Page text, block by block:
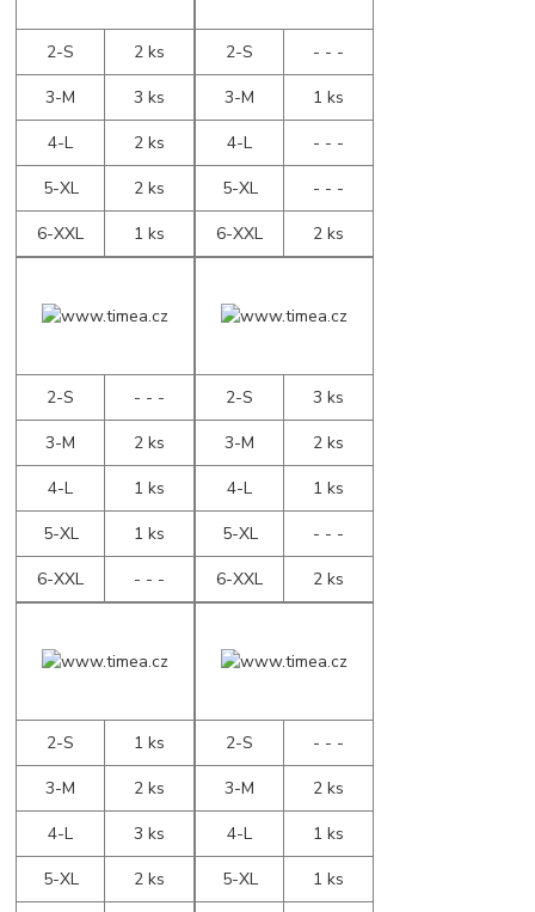
2-S
2 ks
3-M
3 ks
4-L
2 ks
5-XL
2 ks
6-XXL
1 ks
2-S
- - -
3-M
1 ks
4-L
- - -
5-XL
- - -
6-XXL
2 ks
2-S
- - -
3-M
2 ks
4-L
1 ks
5-XL
1 ks
6-XXL
- - -
2-S
3 ks
3-M
2 ks
4-L
1 ks
5-XL
- - -
6-XXL
2 ks
2-S
1 ks
3-M
2 ks
4-L
3 ks
5-XL
2 ks
2-S
- - -
3-M
2 ks
4-L
1 ks
5-XL
1 ks